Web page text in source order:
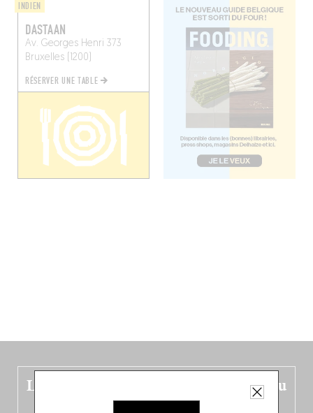
INDIEN
DASTAAN
Av. Georges Henri 373
Bruxelles (1200)
RÉSERVER UNE TABLE
Le nouveau guide Belgique est sorti du
four !